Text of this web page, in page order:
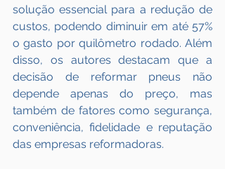
solução essencial para a redução de
custos, podendo diminuir em até 57%
o gasto por quilômetro rodado. Além
disso, os autores destacam que a
decisão de reformar pneus não
depende apenas do preço, mas
também de fatores como segurança,
conveniência, fidelidade e reputação
das empresas reformadoras.